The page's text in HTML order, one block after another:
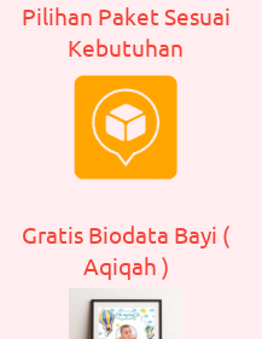
Pilihan Paket Sesuai
Kebutuhan
Gratis Biodata Bayi (
Aqiqah )